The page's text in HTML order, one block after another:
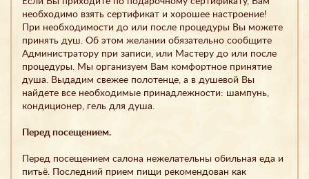
необходимо взять сертификат и хорошее настроение!
При необходимости до или после процедуры Вы можете
принять душ. Об этом желании обязательно сообщите
Администратору при записи, или Мастеру до или после
процедуры. Мы организуем Вам комфортное принятие
душа. Выдадим свежее полотенце, а в душевой Вы
найдете все необходимые принадлежности: шампунь,
кондиционер, гель для душа.
Перед посещением.
Перед посещением салона нежелательны обильная еда и
питьё. Последний прием пищи рекомендован как